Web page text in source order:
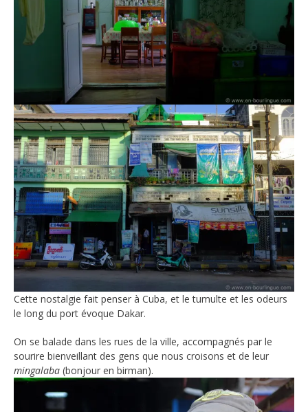
Cette nostalgie fait penser à Cuba, et le tumulte et les odeurs
le long du port évoque Dakar.
On se balade dans les rues de la ville, accompagnés par le
sourire bienveillant des gens que nous croisons et de leur
mingalaba (bonjour en birman).